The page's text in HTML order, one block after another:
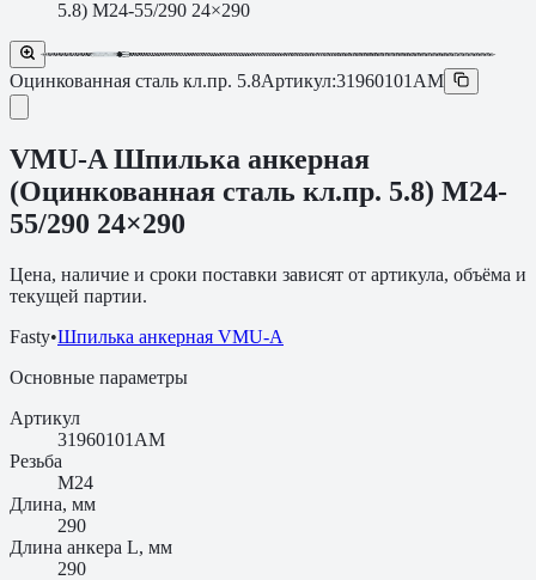
5.8) M24-55/290 24×290
Оцинкованная сталь кл.пр. 5.8Артикул:31960101AM
VMU-A Шпилька анкерная
(Оцинкованная сталь кл.пр. 5.8) M24-
55/290 24×290
Цена, наличие и сроки поставки зависят от артикула, объёма и
текущей партии.
Fasty•Шпилька анкерная VMU-A
Основные параметры
Артикул
31960101AM
Резьба
M24
Длина, мм
290
Длина анкера L, мм
290